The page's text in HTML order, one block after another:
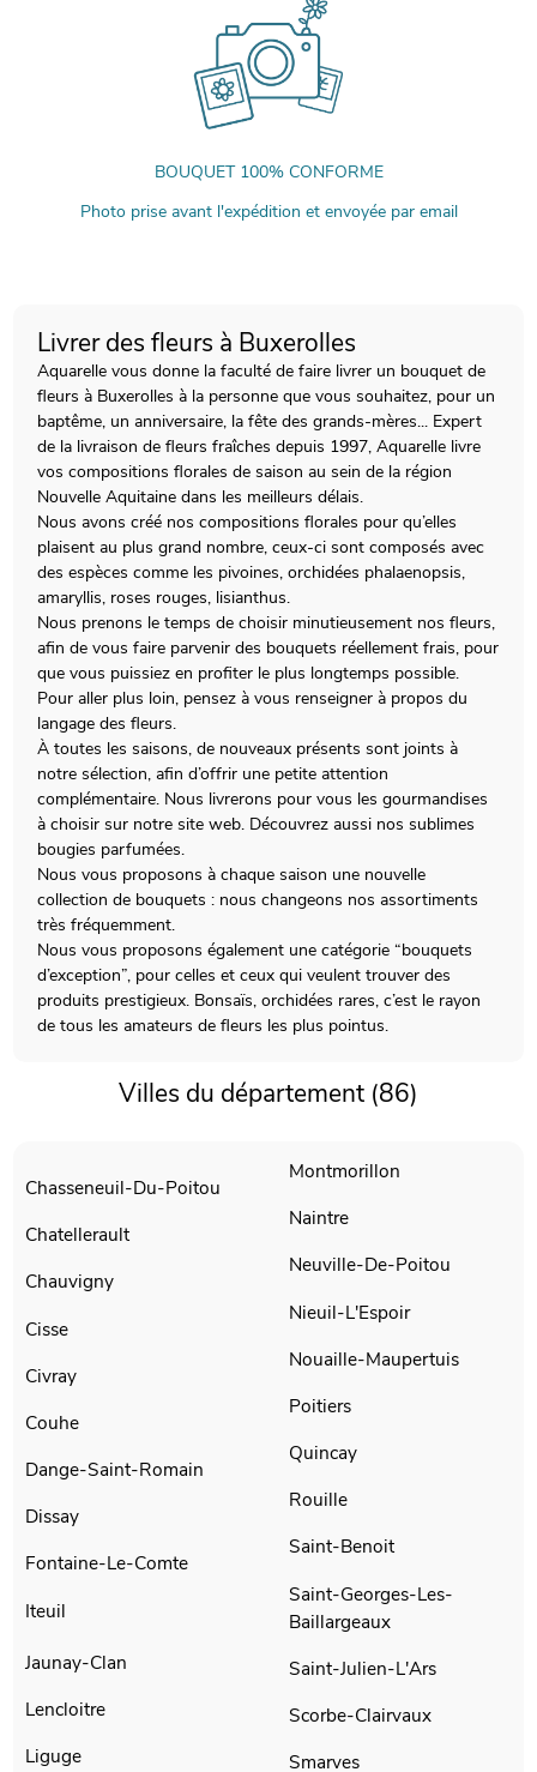
BOUQUET 100% CONFORME
Photo prise avant l'expédition et envoyée par email
Livrer des fleurs à Buxerolles
Aquarelle vous donne la faculté de faire livrer un bouquet de
fleurs à Buxerolles à la personne que vous souhaitez, pour un
baptême, un anniversaire, la fête des grands-mères... Expert
de la livraison de fleurs fraîches depuis 1997, Aquarelle livre
vos compositions florales de saison au sein de la région
Nouvelle Aquitaine dans les meilleurs délais.
Nous avons créé nos compositions florales pour qu’elles
plaisent au plus grand nombre, ceux-ci sont composés avec
des espèces comme les pivoines, orchidées phalaenopsis,
amaryllis, roses rouges, lisianthus.
Nous prenons le temps de choisir minutieusement nos fleurs,
afin de vous faire parvenir des bouquets réellement frais, pour
que vous puissiez en profiter le plus longtemps possible.
Pour aller plus loin, pensez à vous renseigner à propos du
langage des fleurs.
À toutes les saisons, de nouveaux présents sont joints à
notre sélection, afin d’offrir une petite attention
complémentaire. Nous livrerons pour vous les gourmandises
à choisir sur notre site web. Découvrez aussi nos sublimes
bougies parfumées.
Nous vous proposons à chaque saison une nouvelle
collection de bouquets : nous changeons nos assortiments
très fréquemment.
Nous vous proposons également une catégorie “bouquets
d’exception”, pour celles et ceux qui veulent trouver des
produits prestigieux. Bonsaïs, orchidées rares, c’est le rayon
de tous les amateurs de fleurs les plus pointus.
Villes du département (86)
Chasseneuil-Du-Poitou
Chatellerault
Chauvigny
Cisse
Civray
Couhe
Dange-Saint-Romain
Dissay
Fontaine-Le-Comte
Iteuil
Jaunay-Clan
Lencloitre
Liguge
Montmorillon
Naintre
Neuville-De-Poitou
Nieuil-L'Espoir
Nouaille-Maupertuis
Poitiers
Quincay
Rouille
Saint-Benoit
Saint-Georges-Les-
Baillargeaux
Saint-Julien-L'Ars
Scorbe-Clairvaux
Smarves